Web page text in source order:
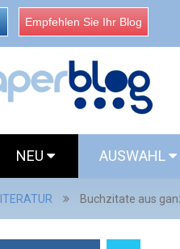
Empfehlen Sie Ihr Blog
NEU AUSWAHL
LITERATUR Buchzitate aus